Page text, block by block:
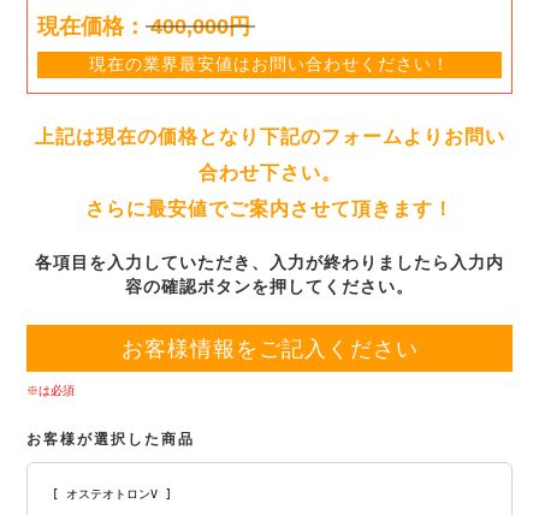
現在価格：400,000円
現在の業界最安値はお問い合わせください！
上記は現在の価格となり下記のフォームよりお問い
合わせ下さい。
さらに最安値でご案内させて頂きます！
各項目を入力していただき、入力が終わりましたら入力内
容の確認ボタンを押してください。
お客様情報をご記入ください
※は必須
お客様が選択した商品